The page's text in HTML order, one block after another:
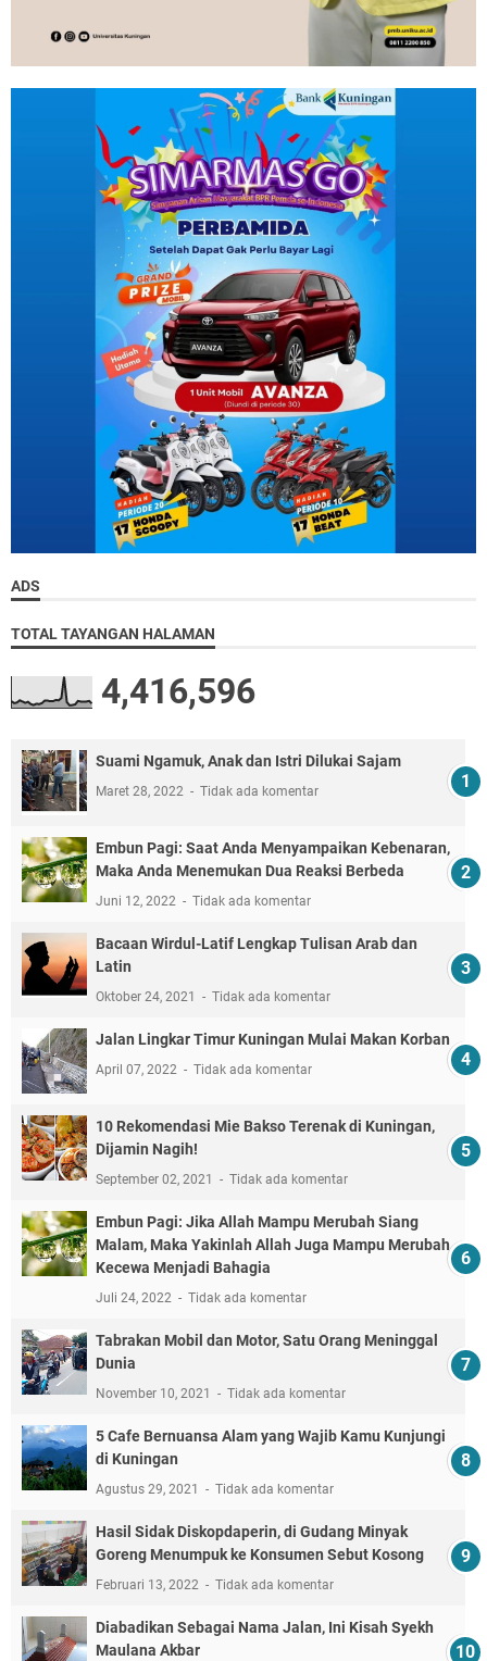
ADS
TOTAL TAYANGAN HALAMAN
4,416,596
Suami Ngamuk, Anak dan Istri Dilukai Sajam
Maret 28, 2022 Tidak ada komentar
Embun Pagi: Saat Anda Menyampaikan Kebenaran,
Maka Anda Menemukan Dua Reaksi Berbeda
Juni 12, 2022 Tidak ada komentar
Bacaan Wirdul-Latif Lengkap Tulisan Arab dan
Latin
Oktober 24, 2021 Tidak ada komentar
Jalan Lingkar Timur Kuningan Mulai Makan Korban
April 07, 2022 Tidak ada komentar
10 Rekomendasi Mie Bakso Terenak di Kuningan,
Dijamin Nagih!
September 02, 2021 Tidak ada komentar
Embun Pagi: Jika Allah Mampu Merubah Siang
Malam, Maka Yakinlah Allah Juga Mampu Merubah
Kecewa Menjadi Bahagia
Juli 24, 2022 Tidak ada komentar
Tabrakan Mobil dan Motor, Satu Orang Meninggal
Dunia
November 10, 2021 Tidak ada komentar
5 Cafe Bernuansa Alam yang Wajib Kamu Kunjungi
di Kuningan
Agustus 29, 2021 Tidak ada komentar
Hasil Sidak Diskopdaperin, di Gudang Minyak
Goreng Menumpuk ke Konsumen Sebut Kosong
Februari 13, 2022 Tidak ada komentar
Diabadikan Sebagai Nama Jalan, Ini Kisah Syekh
Maulana Akbar